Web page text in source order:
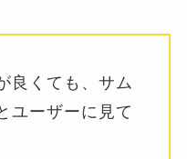
良くても、サム
ユーザーに見て